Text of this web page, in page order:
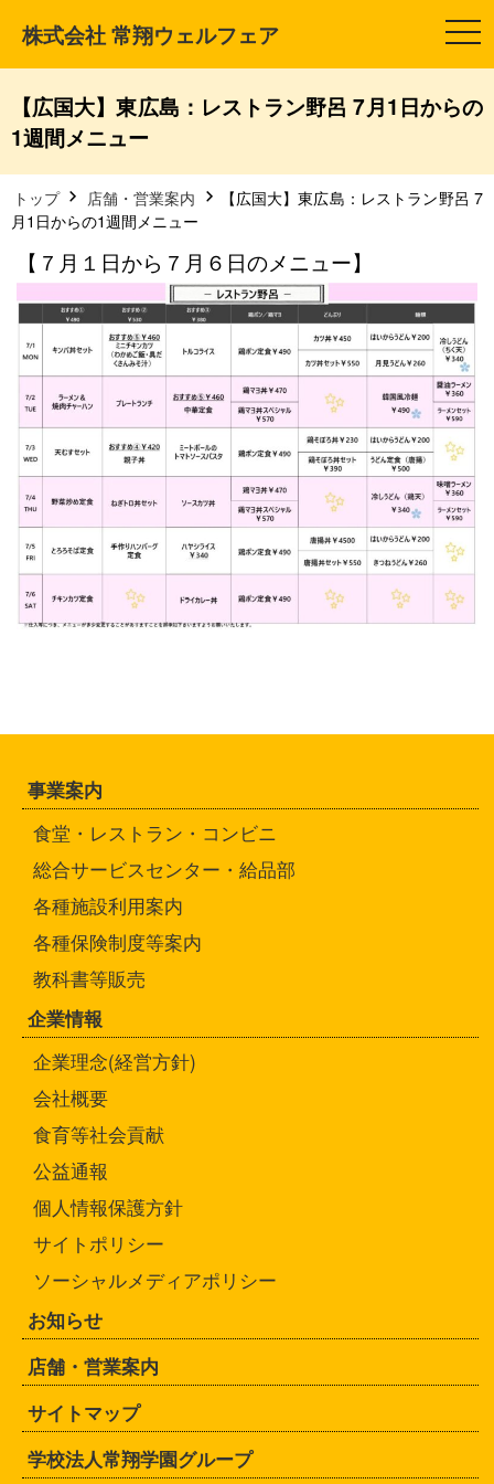
株式会社 常翔ウェルフェア
t
o
e
i
g
a
【広国大】東広島：レストラン野呂 7月1日からの
1週間メニュー
トップ 店舗・営業案内
【広国大】東広島：レストラン野呂 7
月1日からの1週間メニュー
【７月１日から７月６日のメニュー】
事業案内
食堂・レストラン・コンビニ
総合サービスセンター・給品部
各種施設利用案内
各種保険制度等案内
教科書等販売
企業情報
企業理念(経営方針)
会社概要
食育等社会貢献
公益通報
個人情報保護方針
サイトポリシー
ソーシャルメディアポリシー
お知らせ
店舗・営業案内
サイトマップ
学校法人常翔学園グループ